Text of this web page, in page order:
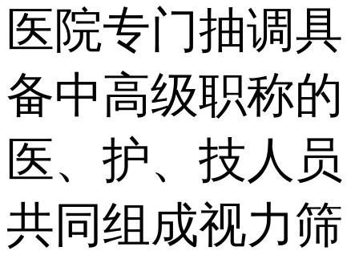
医院专门抽调具
备中高级职称的
医、护、技人员
共同组成视力筛